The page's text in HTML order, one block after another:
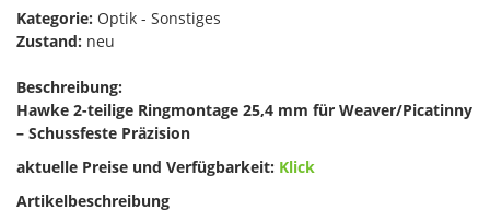
Kategorie: Optik - Sonstiges
Zustand: neu
Beschreibung:
Hawke 2-teilige Ringmontage 25,4 mm für Weaver/Picatinny
– Schussfeste Präzision
aktuelle Preise und Verfügbarkeit: Klick
Artikelbeschreibung